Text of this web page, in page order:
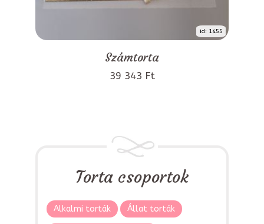
id: 1455
Számtorta
39 343 Ft
Torta csoportok
Alkalmi torták Állat torták